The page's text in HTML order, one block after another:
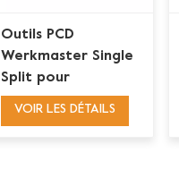
Outils PCD
Werkmaster Single
Split pour
l'élimination des
VOIR LES DÉTAILS